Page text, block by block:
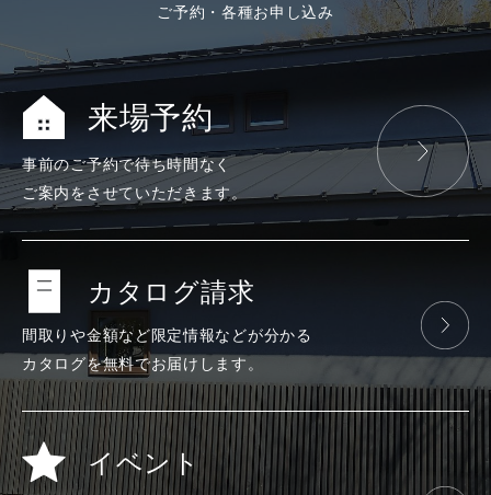
ご予約・各種お申し込み
来場予約
事前のご予約で待ち時間なく
ご案内をさせていただきます。
カタログ請求
間取りや金額など限定情報などが分かる
カタログを無料でお届けします。
イベント